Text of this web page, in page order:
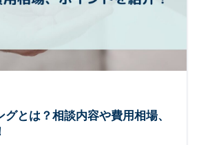
とは？相談内容や費用相場、